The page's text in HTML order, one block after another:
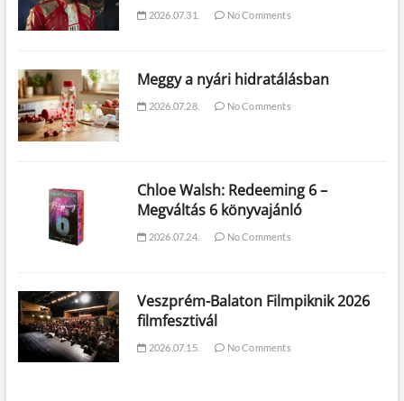
2026.07.31. No Comments
Meggy a nyári hidratálásban
2026.07.28. No Comments
Chloe Walsh: Redeeming 6 –
Megváltás 6 könyvajánló
2026.07.24. No Comments
Veszprém-Balaton Filmpiknik 2026
filmfesztivál
2026.07.15. No Comments